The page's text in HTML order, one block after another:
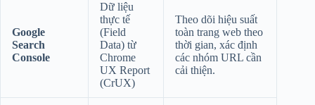
Google
Search
Console
Dữ liệu
thực tế
(Field
Data) từ
Chrome
UX Report
(CrUX)
Theo dõi hiệu suất
toàn trang web theo
thời gian, xác định
các nhóm URL cần
cải thiện.